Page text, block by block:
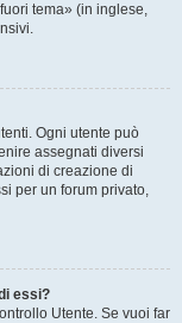
tema» (in inglese,
Ogni utente può
assegnati diversi
di creazione di
per un forum privato,
essi?
Utente. Se vuoi far